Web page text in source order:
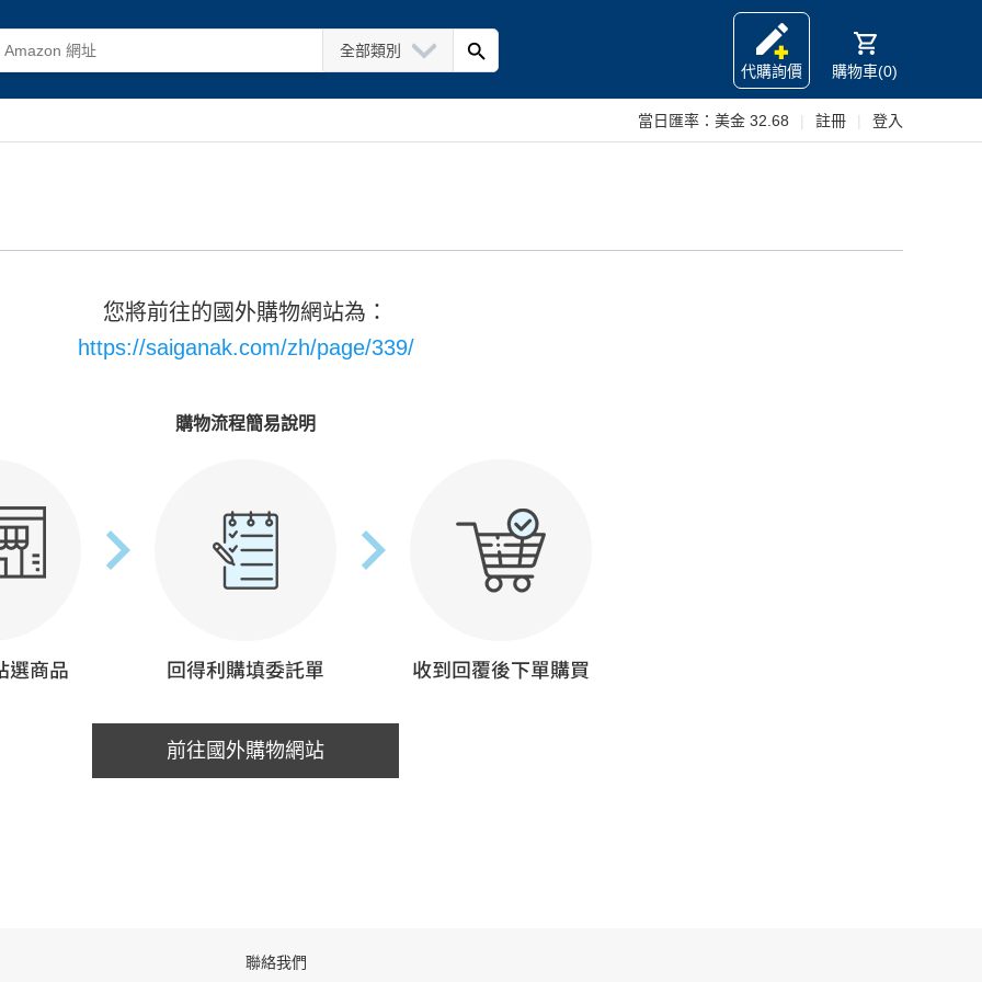
全部類別
代購詢價
購物車(0)
當日匯率： 美金 32.68 註冊 登入
您將前往的國外購物網站為：
https://saiganak.com/zh/page/339/
購物流程簡易說明
前往國外購物網站
聯絡我們